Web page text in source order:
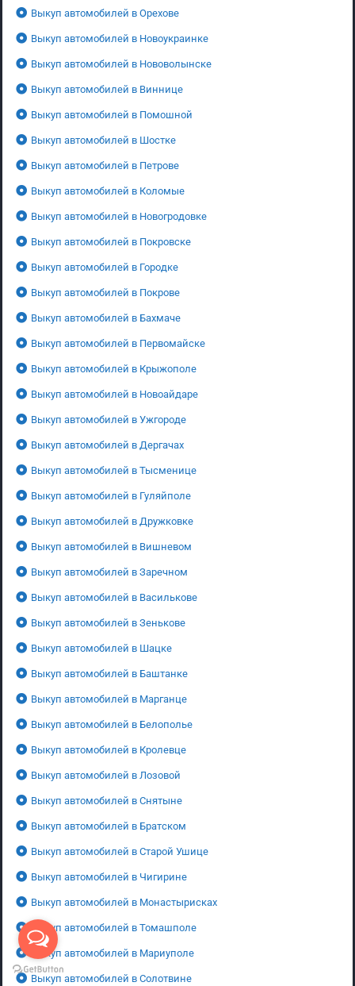
Выкуп автомобилей в Орехове
Выкуп автомобилей в Новоукраинке
Выкуп автомобилей в Нововолынске
Выкуп автомобилей в Виннице
Выкуп автомобилей в Помошной
Выкуп автомобилей в Шостке
Выкуп автомобилей в Петрове
Выкуп автомобилей в Коломые
Выкуп автомобилей в Новогродовке
Выкуп автомобилей в Покровске
Выкуп автомобилей в Городке
Выкуп автомобилей в Покрове
Выкуп автомобилей в Бахмаче
Выкуп автомобилей в Первомайске
Выкуп автомобилей в Крыжополе
Выкуп автомобилей в Новоайдаре
Выкуп автомобилей в Ужгороде
Выкуп автомобилей в Дергачах
Выкуп автомобилей в Тысменице
Выкуп автомобилей в Гуляйполе
Выкуп автомобилей в Дружковке
Выкуп автомобилей в Вишневом
Выкуп автомобилей в Заречном
Выкуп автомобилей в Василькове
Выкуп автомобилей в Зенькове
Выкуп автомобилей в Шацке
Выкуп автомобилей в Баштанке
Выкуп автомобилей в Марганце
Выкуп автомобилей в Белополье
Выкуп автомобилей в Кролевце
Выкуп автомобилей в Лозовой
Выкуп автомобилей в Снятыне
Выкуп автомобилей в Братском
Выкуп автомобилей в Старой Ушице
Выкуп автомобилей в Чигирине
Выкуп автомобилей в Монастырисках
Выкуп автомобилей в Томашполе
Выкуп автомобилей в Мариуполе
Выкуп автомобилей в Солотвине